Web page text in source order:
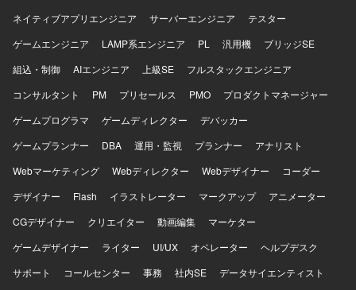
ネイティブアプリエンジニア
サーバーエンジニア
テスター
ゲームエンジニア
LAMP系エンジニア PL 汎用機
ブリッジSE
組込・制御
AIエンジニア 上級SE
フルスタックエンジニア
コンサルタント
PM プリセールス PMO
プロダクトマネージャー
ゲームプログラマ
ゲームディレクター
デバッカー
ゲームプランナー
DBA 運用・監視 プランナー
アナリスト
Webマーケティング
Webディレクター Webデザイナー
コーダー
デザイナー
Flash イラストレーター マークアップ
アニメーター
CGデザイナー
クリエイター 動画編集
マーケター
ゲームデザイナー
ライター UI/UX オペレーター
ヘルプデスク
サポート
コールセンター 事務 社内SE
データサイエンティスト